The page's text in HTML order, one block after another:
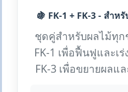
🍇 FK-1 + FK-3 - สำห
ชุดคู่สำหรับผลไม้ทุก
FK-1 เพื่อฟื้นฟูและเ
FK-3 เพื่อขยายผลแ